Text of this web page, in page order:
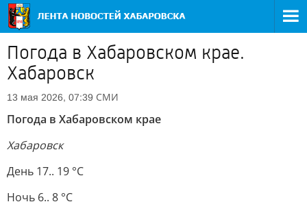
Погода в Хабаровском крае.
Хабаровск
13 мая 2026, 07:39 СМИ
Погода в Хабаровском крае
Хабаровск
День 17.. 19 °C
Ночь 6.. 8 °C